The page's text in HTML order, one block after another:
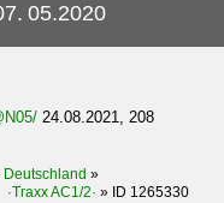
05.2020
24.08.2021, 208
Deutschland »
AC1/2· » ID 1265330